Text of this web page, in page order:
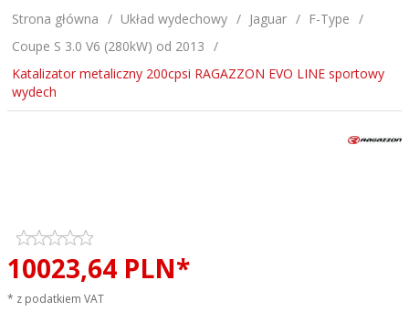
Strona główna Układ wydechowy Jaguar
F-Type
Coupe S 3.0 V6 (280kW) od 2013
Katalizator metaliczny 200cpsi RAGAZZON EVO LINE sportowy
wydech
10023,64 PLN*
* z podatkiem VAT